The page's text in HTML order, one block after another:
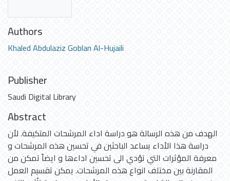
Authors
Khaled Abdulaziz Goblan Al-Hujaili
Publisher
Saudi Digital Library
Abstract
الهدف من هذه الرسالة هو دراسة اداء المرشحات المتكيفة. لأن
دراسة هذا الأداء يساعد الباحثين في تحسين هذه المرشحات و
معرفة المؤثرات التي تؤدي الى تحسين اداءها و ايضاً تمكن من
المقارنة بين مختلف انواع هذه المرشحات. يمكن تقسيم العمل